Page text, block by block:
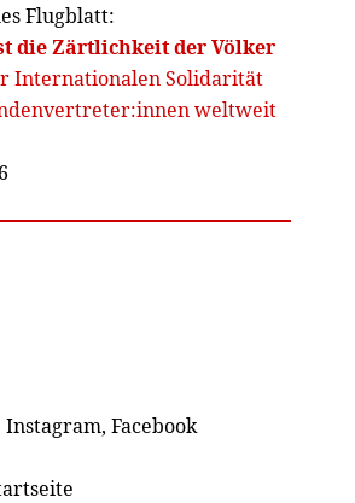
Flugblatt:
die Zärtlichkeit der Völker
Internationalen Solidarität
weltweit
Instagram, Facebook